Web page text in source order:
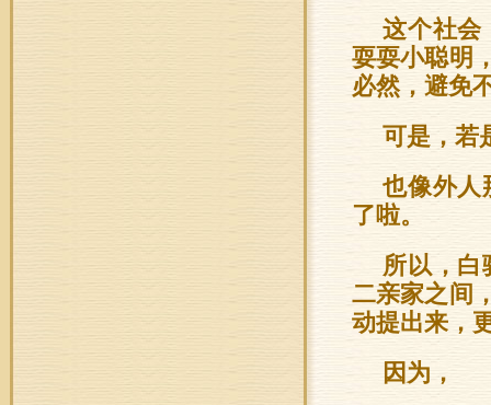
这个社会
耍耍小聪明
必然，避免
可是，若
也像外人
了啦。
所以，白
二亲家之间
动提出来，
因为，